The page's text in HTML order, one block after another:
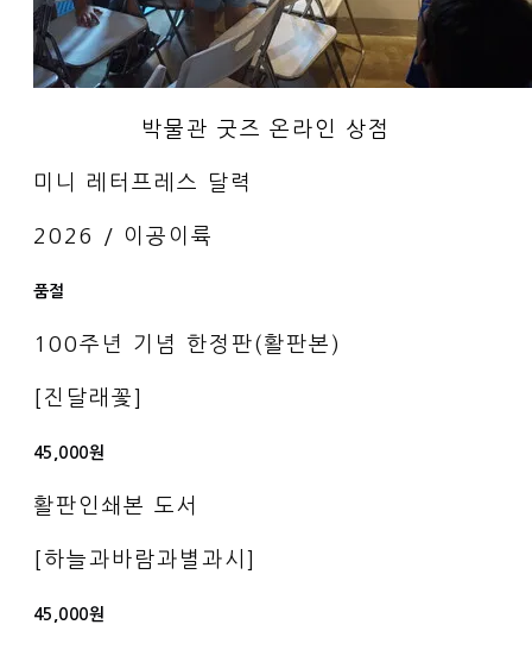
박물관 굿즈 온라인 상점
미니 레터프레스 달력
2026 / 이공이륙
품절
100주년 기념 한정판(활판본)
[진달래꽃]
45,000원
활판인쇄본 도서
[하늘과바람과별과시]
45,000원